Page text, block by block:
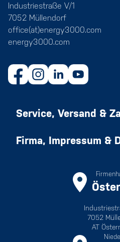
Industriestraße V/1
7052 Müllendorf
office(at)energy3000.com
energy3000.com
Service, Versand &
Firma, Impressum &
7052
AT